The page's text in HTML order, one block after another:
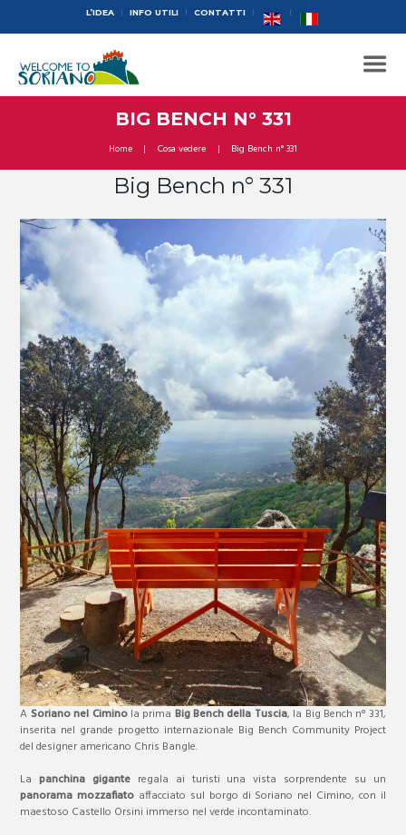
L’IDEA INFO UTILI CONTATTI
BIG BENCH N° 331
Home Cosa vedere Big Bench n° 331
Big Bench n° 331
A Soriano nel Ciminola prima Big Bench della Tuscia, la Big Bench n° 331,
inserita nel grande progetto internazionale Big Bench Community Project
del designer americano Chris Bangle.
Lapanchina gigante regala ai turisti una vista sorprendente su un
panorama mozzafiato affacciato sul borgo di Soriano nel Cimino, con il
maestoso Castello Orsini immerso nel verde incontaminato.